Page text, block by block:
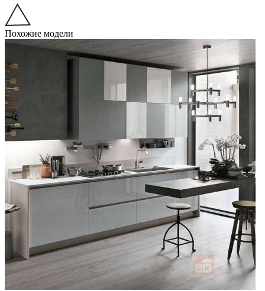
Похожие модели